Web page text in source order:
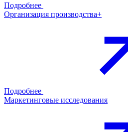
Подробнее
Организация производства+
Подробнее
Маркетинговые исследования